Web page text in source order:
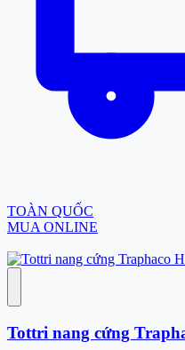
TOÀN QUỐC
MUA ONLINE
Tottri nang cứng